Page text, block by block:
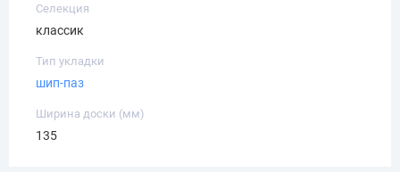
Селекция
классик
Тип укладки
шип-паз
Ширина доски (мм)
135